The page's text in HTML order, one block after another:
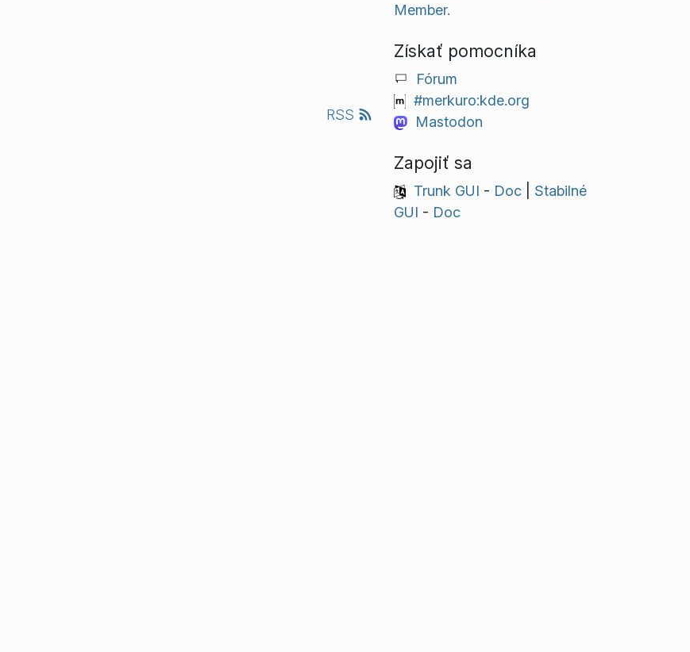
RSS
Member.
Získať pomocníka
Fórum
#merkuro:kde.org
Mastodon
Zapojiť sa
Trunk GUI - Doc| Stabilné
GUI - Doc